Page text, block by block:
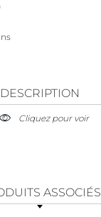
DESCRIPTION
Cliquez pour voir
ASSOCIÉS